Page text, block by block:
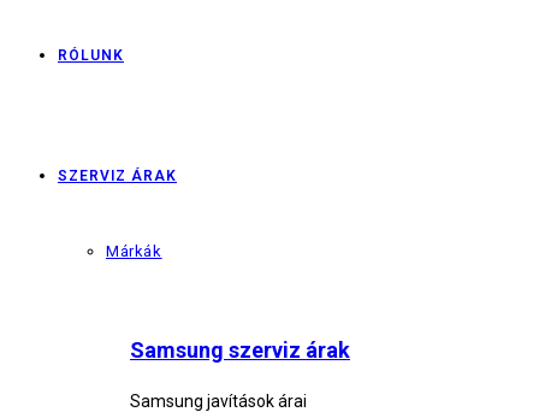
RÓLUNK
SZERVIZ ÁRAK
Márkák
Samsung szerviz árak
Samsung javítások árai